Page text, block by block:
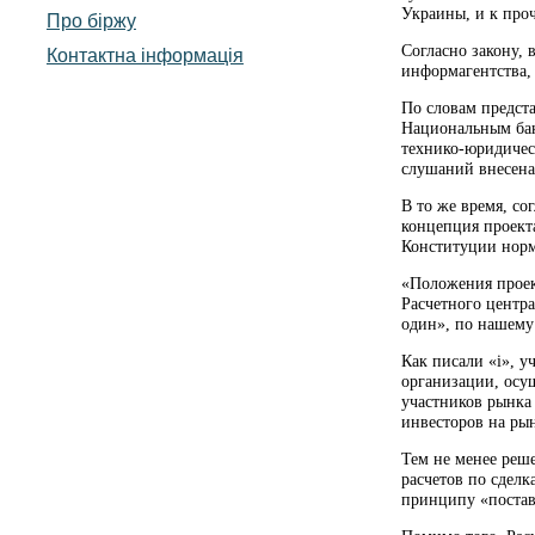
Про біржу
Контактна інформація
Украины, и к
Согласно
По словам
Национальным
технико-
слушаний
В то же время,
концепция
Конституции
«Положения
Расчетного
один», по
Как писали «і»,
организации,
участников
инвесторов на
Тем не менее
расчетов по
принципу